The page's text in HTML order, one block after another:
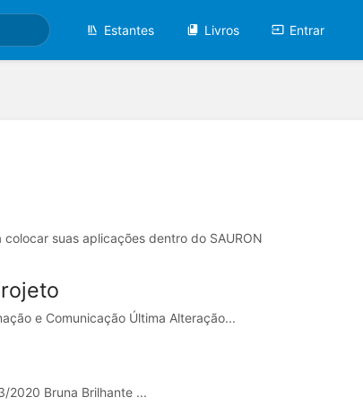
Estantes Livros Entrar
suas aplicações dentro do SAURON
e Comunicação Última Alteração...
2020 Bruna Brilhante ...